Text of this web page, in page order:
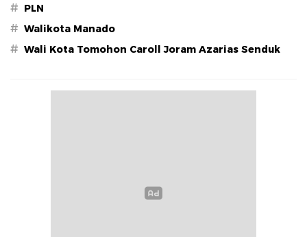
# PLN
# Walikota Manado
# Wali Kota Tomohon Caroll Joram Azarias Senduk